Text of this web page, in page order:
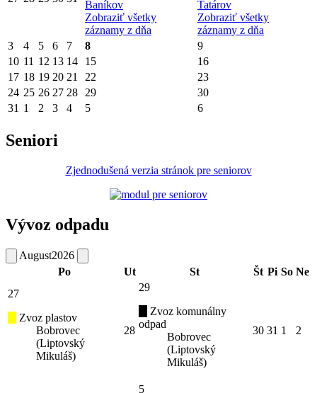
Baníkov
Zobraziť všetky
záznamy z dňa
Tatárov
Zobraziť všetky
záznamy z dňa
3
4 5 6 7 8
9
10 11 12 13 14 15
16
17 18 19 20 21 22
23
24 25 26 27 28 29
30
31 1 2 3 4 5 6
Seniori
Zjednodušená verzia stránok pre seniorov
Vývoz odpadu
August2026
Po
Ut St Št Pi So Ne
27
Zvoz plastov
Bobrovec
(Liptovský
Mikuláš)
28
29
Zvoz komunálny
odpad
Bobrovec
(Liptovský
Mikuláš)
30 31 1 2
5